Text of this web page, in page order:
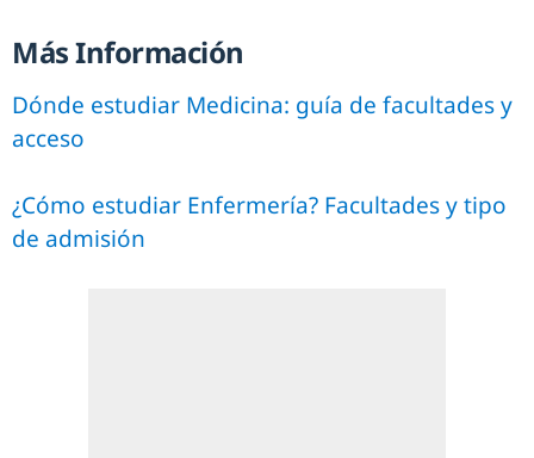
Más Información
Dónde estudiar Medicina: guía de facultades y
acceso
¿Cómo estudiar Enfermería? Facultades y tipo
de admisión